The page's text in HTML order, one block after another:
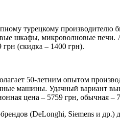
турецкому
шкафы, микроволновые печи.
(скидка – 1400 грн).
50-летним опытом
машины. Удачный вариант
цена – 5759 грн, обычная –
(DeLonghi, Siemens и др.)